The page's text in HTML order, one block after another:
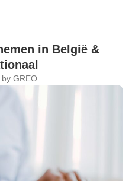
in België &
byGREO